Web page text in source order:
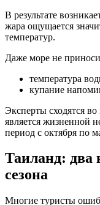
В результате
жара ощущается
температур.
Даже море не
температура
купание
Эксперты сходятся
является жизненной
период с октября по
Таиланд: два
сезона
Многие туристы